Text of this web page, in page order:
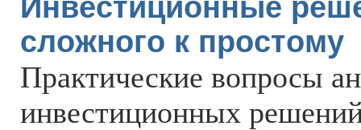
Инвестиционные
сложного к простому
Практические вопросы
инвестиционных